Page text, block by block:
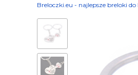
Breloczki.eu - najlepsze breloki